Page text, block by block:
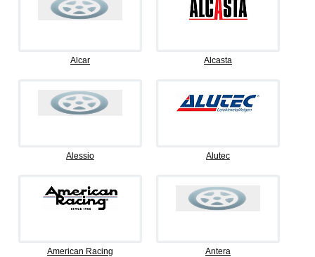
Alcar Alcasta
Alessio Alutec
American Racing Antera